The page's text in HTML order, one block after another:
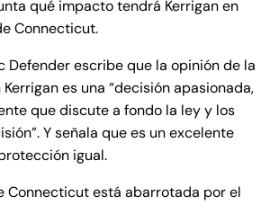
qué impacto tendrá Kerrigan en
Connecticut.
Defender escribe que la opinión de la
es una “decisión apasionada,
que discute a fondo la ley y los
Y señala que es un excelente
igual.
Connecticut está abarrotada por el